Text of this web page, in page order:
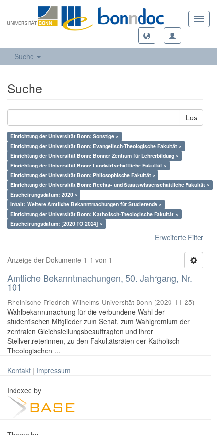
Suche
Suche
Los
Einrichtung der Universität Bonn: Sonstige ×
Einrichtung der Universität Bonn: Evangelisch-Theologische Fakultät ×
Einrichtung der Universität Bonn: Bonner Zentrum für Lehrerbildung ×
Einrichtung der Universität Bonn: Landwirtschaftliche Fakultät ×
Einrichtung der Universität Bonn: Philosophische Fakultät ×
Einrichtung der Universität Bonn: Rechts- und Staatswissenschaftliche Fakultät ×
Erscheinungsdatum: 2020 ×
Inhalt: Weitere Amtliche Bekanntmachungen für Studierende ×
Einrichtung der Universität Bonn: Katholisch-Theologische Fakultät ×
Erscheinungsdatum: [2020 TO 2024] ×
Erweiterte Filter
Anzeige der Dokumente 1-1 von 1
Amtliche Bekanntmachungen, 50. Jahrgang, Nr.
101
Rheinische Friedrich-Wilhelms-Universität Bonn (2020-11-25)
Wahlbekanntmachung für die verbundene Wahl der
studentischen Mitglieder zum Senat, zum Wahlgremium der
zentralen Gleichstellungsbeauftragten und ihrer
Stellvertreterinnen, zu den Fakultätsräten der Katholisch-
Theologischen ...
Kontakt | Impressum
Indexed by